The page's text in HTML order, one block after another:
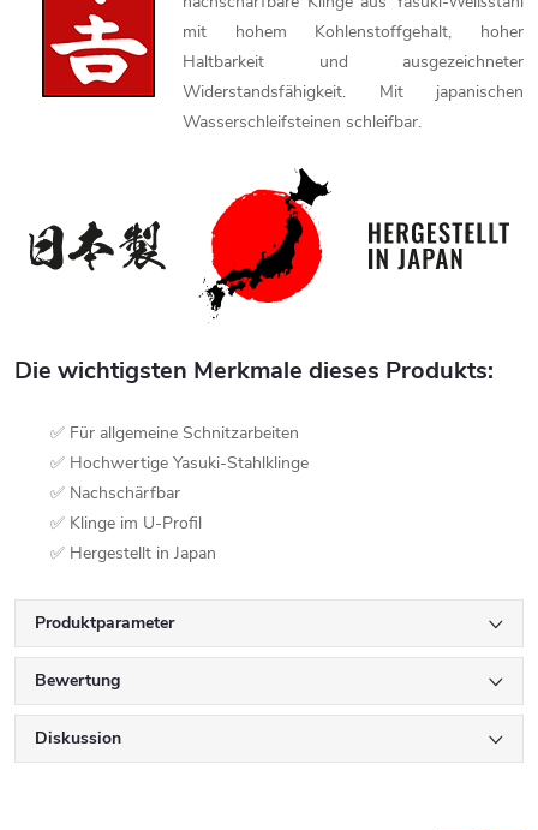
mit hohem Kohlenstoffgehalt, hoher
Haltbarkeit und ausgezeichneter
Widerstandsfähigkeit. Mit japanischen
Wasserschleifsteinen schleifbar.
Die wichtigsten Merkmale dieses Produkts:
✅ Für allgemeine Schnitzarbeiten
✅ Hochwertige Yasuki-Stahlklinge
✅ Nachschärfbar
✅ Klinge im U-Profil
✅ Hergestellt in Japan
Produktparameter
Bewertung
Diskussion